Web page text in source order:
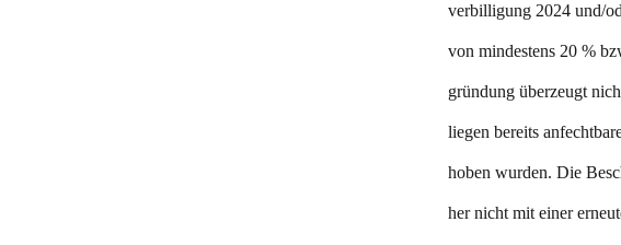
verbilligung 2024 und/
von mindestens 20 %
gründung überzeugt
liegen bereits
hoben wurden. Die
her nicht mit einer